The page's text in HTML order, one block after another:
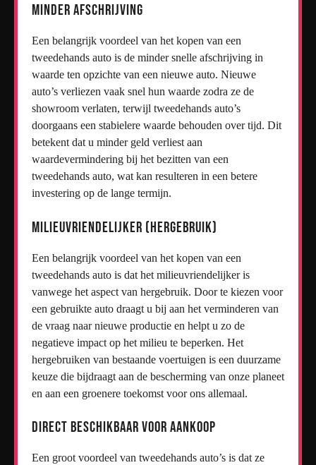
Minder afschrijving
Een belangrijk voordeel van het kopen van een
tweedehands auto is de minder snelle afschrijving in
waarde ten opzichte van een nieuwe auto. Nieuwe
auto’s verliezen vaak snel hun waarde zodra ze de
showroom verlaten, terwijl tweedehands auto’s
doorgaans een stabielere waarde behouden over tijd. Dit
betekent dat u minder geld verliest aan
waardevermindering bij het bezitten van een
tweedehands auto, wat kan resulteren in een betere
investering op de lange termijn.
Milieuvriendelijker (hergebruik)
Een belangrijk voordeel van het kopen van een
tweedehands auto is dat het milieuvriendelijker is
vanwege het aspect van hergebruik. Door te kiezen voor
een gebruikte auto draagt u bij aan het verminderen van
de vraag naar nieuwe productie en helpt u zo de
negatieve impact op het milieu te beperken. Het
hergebruiken van bestaande voertuigen is een duurzame
keuze die bijdraagt aan de bescherming van onze planeet
en aan een groenere toekomst voor ons allemaal.
Direct beschikbaar voor aankoop
Een groot voordeel van tweedehands auto’s is dat ze